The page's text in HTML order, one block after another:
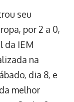
seu
por 2 a 0,
da IEM
na
dia 8, e
melhor